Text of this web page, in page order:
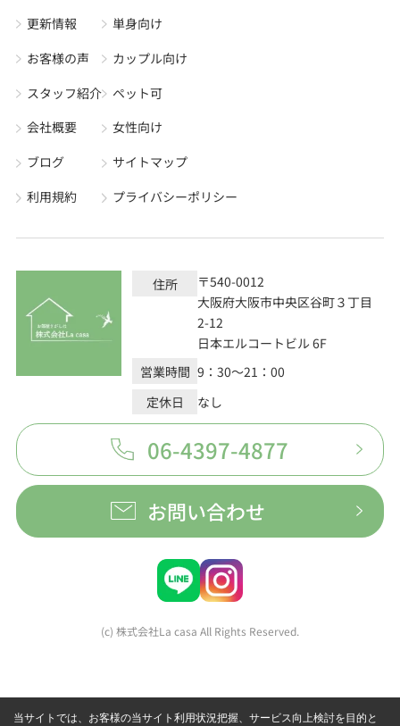
更新情報
お客様の声
スタッフ紹介
会社概要
ブログ
利用規約
単身向け
カップル向け
ペット可
女性向け
サイトマップ
プライバシーポリシー
住所
〒540-0012
大阪府大阪市中央区谷町３丁目
2-12
日本エルコートビル 6F
営業時間 9：30～21：00
定休日
なし
06-4397-4877
お問い合わせ
(c) 株式会社La casa All Rights Reserved.
当サイトでは、お客様の当サイト利用状況把握、サービス向上検討を目的と